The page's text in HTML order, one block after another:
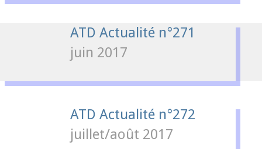
ATD Actualité n°271
juin 2017
ATD Actualité n°272
juillet/août 2017